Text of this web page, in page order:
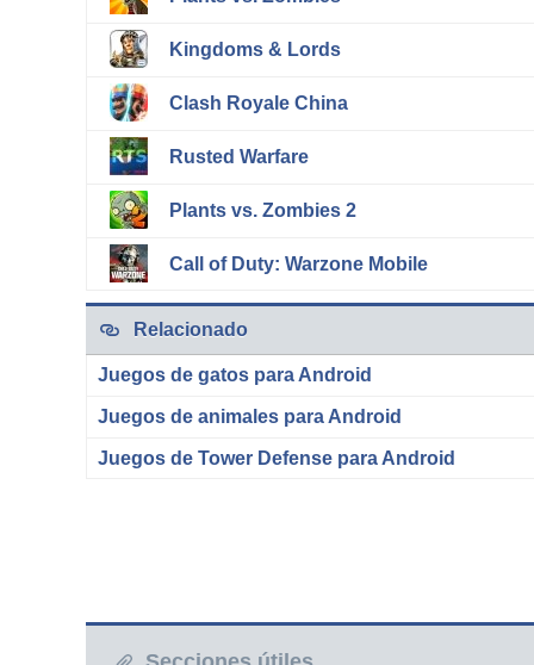
Kingdoms & Lords
Clash Royale China
Rusted Warfare
Plants vs. Zombies 2
Call of Duty: Warzone Mobile
Relacionado
Juegos de gatos para Android
Juegos de animales para Android
Juegos de Tower Defense para Android